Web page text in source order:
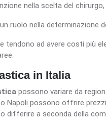
nella scelta del
ruolo nella determinazione
tendono ad avere costi più
in Italia
possono variare da
Napoli possono offrire
differire a seconda della